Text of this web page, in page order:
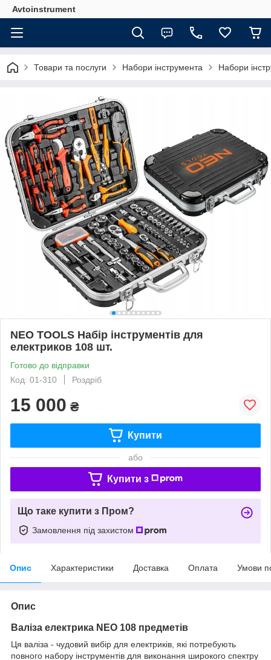
Avtoinstrument
Товари та послуги Набори інструмента Набори
NEO TOOLS Набір інструментів для
електриков 108 шт.
Готово до відправки
Код: 01-310
Роздріб
15 000 ₴
Купити
або
Купити з
Що таке купити з Пром?
Замовлення під захистом
Опис Характеристики Доставка Оплата Умови
Опис
Валіза електрика NEO 108 предметів
Ця валіза - чудовий вибір для електриків, які потребують
повного набору інструментів для виконання широкого спектру